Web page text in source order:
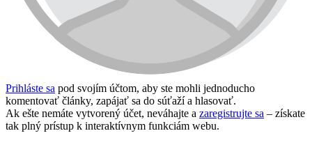
Prihláste sa pod svojím účtom, aby ste mohli jednoducho
komentovať články, zapájať sa do súťaží a hlasovať.
Ak ešte nemáte vytvorený účet, neváhajte a zaregistrujte sa – získate
tak plný prístup k interaktívnym funkciám webu.